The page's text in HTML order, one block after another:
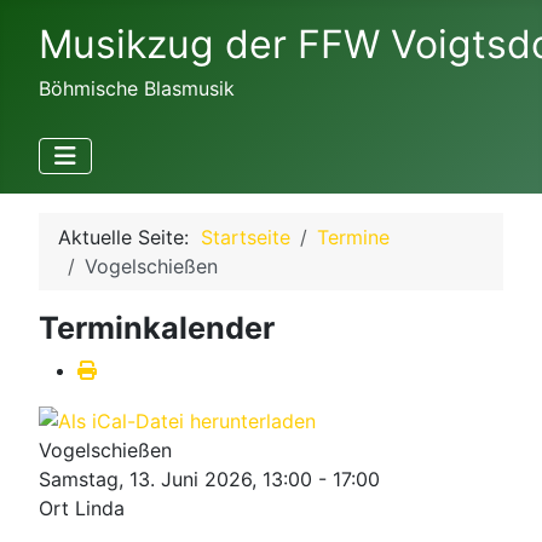
Musikzug der FFW
Böhmische Blasmusik
Aktuelle Seite: Startseite
Termine
Vogelschießen
Terminkalender
Vogelschießen
Samstag, 13. Juni 2026, 13:00 - 17:00
Ort Linda